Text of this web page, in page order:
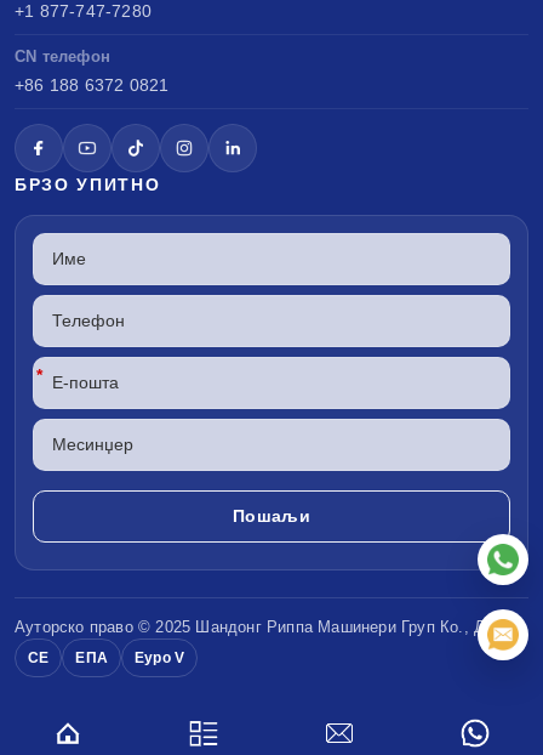
+1 877-747-7280
CN телефон
+86 188 6372 0821
БРЗО УПИТНО
*
Ауторско право © 2025 Шандонг Риппа МашинериГруп Ко., ДОО
CE ЕПА Еуро V